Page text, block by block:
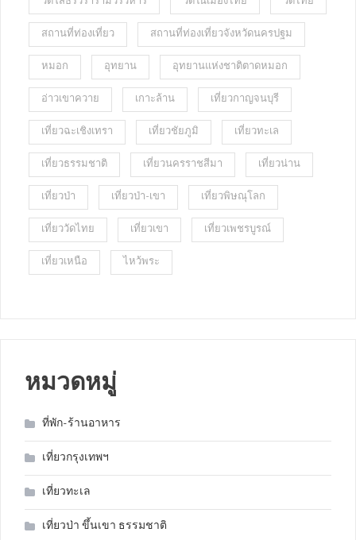
สถานที่ท่องเที่ยว สถานที่ท่องเที่ยวจังหวัดนครปฐม
หมอก อุทยาน อุทยานแห่งชาติตาดหมอก
อ่าวเขาควาย เกาะล้าน เที่ยวกาญจนบุรี
เที่ยวฉะเชิงเทรา เที่ยวชัยภูมิ เที่ยวทะเล
เที่ยวธรรมชาติ เที่ยวนครราชสีมา เที่ยวน่าน
เที่ยวป่า เที่ยวป่า-เขา เที่ยวพิษณุโลก
เที่ยววัดไทย เที่ยวเขา เที่ยวเพชรบูรณ์
เที่ยวเหนือ ไหว้พระ
หมวดหมู่
ที่พัก-ร้านอาหาร
เที่ยวกรุงเทพฯ
เที่ยวทะเล
เที่ยวป่า ขึ้นเขา ธรรมชาติ